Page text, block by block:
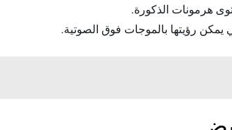
هرمونات الذكورة.
يمكن رؤيتها بالموجات فوق الصوتية.